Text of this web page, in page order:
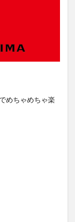
めちゃめちゃ楽